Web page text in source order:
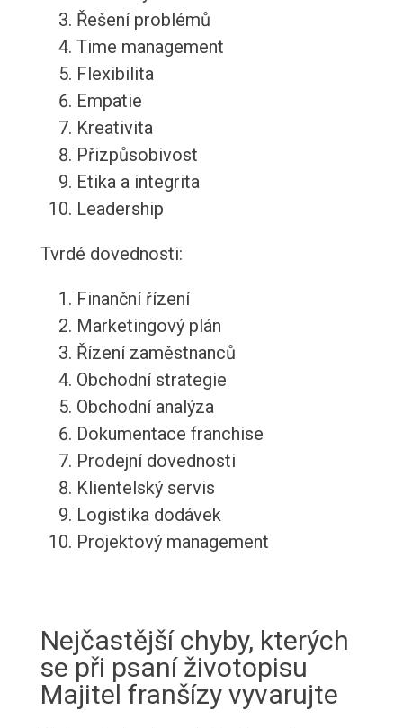
Řešení problémů
Time management
Flexibilita
Empatie
Kreativita
Přizpůsobivost
Etika a integrita
Leadership
Tvrdé dovednosti:
Finanční řízení
Marketingový plán
Řízení zaměstnanců
Obchodní strategie
Obchodní analýza
Dokumentace franchise
Prodejní dovednosti
Klientelský servis
Logistika dodávek
Projektový management
Nejčastější chyby, kterých
se při psaní životopisu
Majitel franšízy vyvarujte